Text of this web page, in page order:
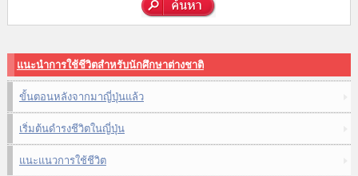
แนะนำการใช้ชีวิตสำหรับนักศึกษาต่างชาติ
ขั้นตอนหลังจากมาญี่ปุ่นแล้ว
เริ่มต้นดำรงชีวิตในญี่ปุ่น
แนะแนวการใช้ชีวิต